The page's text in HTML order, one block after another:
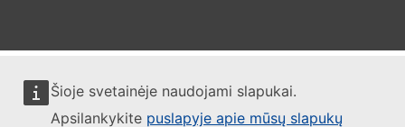
Šioje svetainėje naudojami slapukai.
Apsilankykite puslapyje apie mūsų slapukų